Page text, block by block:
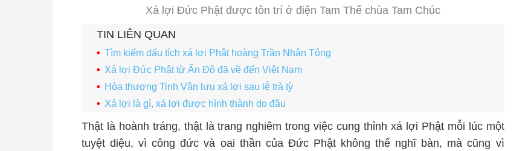
Xá lợi Đức Phật được tôn trí ở điện Tam Thế chùa Tam Chúc
TIN LIÊN QUAN
Tìm kiếm dấu tích xá lợi Phật hoàng Trần Nhân Tông
Xá lợi Đức Phật từ Ấn Độ đã về đến Việt Nam
Hòa thượng Tinh Vân lưu xá lợi sau lễ trà tỳ
Xá lợi là gì, xá lợi được hình thành do đâu
Thật là hoành tráng, thật là trang nghiêm trong việc cung thỉnh xá lợi Phật mỗi lúc một
tuyệt diệu, vì công đức và oai thần của Đức Phật không thể nghĩ bàn, mà cũng vì